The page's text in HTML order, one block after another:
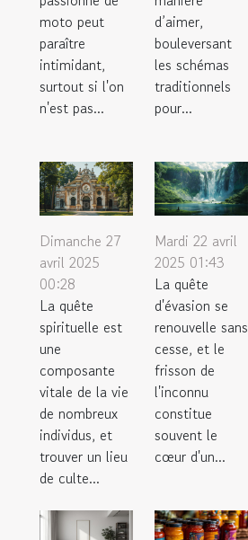
moto peut
paraître
intimidant,
surtout si l'on
n'est pas...
d’aimer,
bouleversant
les schémas
traditionnels
pour...
Dimanche 27
avril 2025
00:28
La quête
spirituelle est
une
composante
vitale de la vie
de nombreux
individus, et
trouver un lieu
de culte...
Mardi 22 avril
2025 01:43
La quête
d'évasion se
renouvelle sans
cesse, et le
frisson de
l'inconnu
constitue
souvent le
cœur d'un...